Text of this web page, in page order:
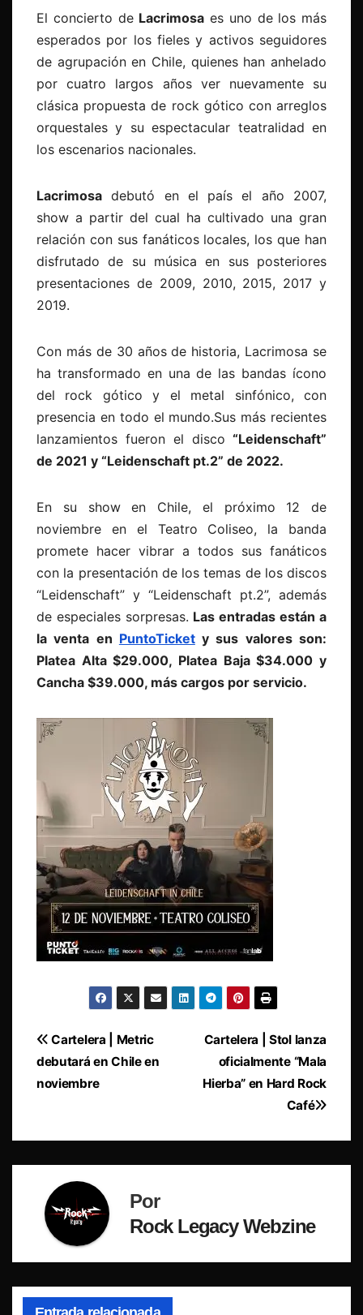
El concierto de Lacrimosa es uno de los más
esperados por los fieles y activos seguidores
de agrupación en Chile, quienes han anhelado
por cuatro largos años ver nuevamente su
clásica propuesta de rock gótico con arreglos
orquestales y su espectacular teatralidad en
los escenarios nacionales.
Lacrimosa debutó en el país el año 2007,
show a partir del cual ha cultivado una gran
relación con sus fanáticos locales, los que han
disfrutado de su música en sus posteriores
presentaciones de 2009, 2010, 2015, 2017 y
2019.
Con más de 30 años de historia, Lacrimosa se
ha transformado en una de las bandas ícono
del rock gótico y el metal sinfónico, con
presencia en todo el mundo.Sus más recientes
lanzamientos fueron el disco “Leidenschaft”
de 2021 y “Leidenschaft pt.2” de 2022.
En su show en Chile, el próximo 12 de
noviembre en el Teatro Coliseo, la banda
promete hacer vibrar a todos sus fanáticos
con la presentación de los temas de los discos
“Leidenschaft” y “Leidenschaft pt.2”, además
de especiales sorpresas. Las entradas están a
la venta en PuntoTickety sus valores son:
Platea Alta $29.000, Platea Baja $34.000 y
Cancha $39.000, más cargos por servicio.
Navegación
de
Cartelera | Stol lanza
oficialmente “Mala
Hierba” en Hard Rock
Café
Cartelera | Metric
debutará en Chile en
noviembre
Por
Rock Legacy Webzine